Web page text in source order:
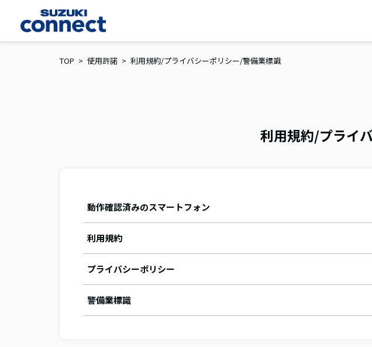
TOP 使用許諾 利用規約/プライバシーポリシー/警備業標識
利用規約/プライ
動作確認済みのスマートフォン
利用規約
プライバシーポリシー
警備業標識